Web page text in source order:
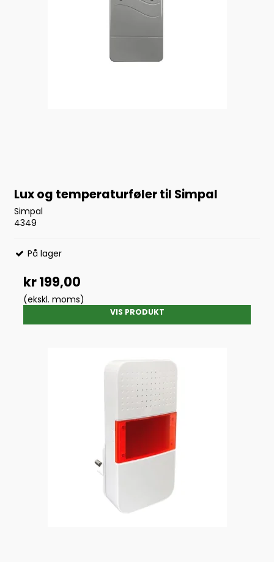
Lux og temperaturføler til Simpal
Simpal
4349
På lager
kr 199,00
(ekskl. moms)
VIS PRODUKT